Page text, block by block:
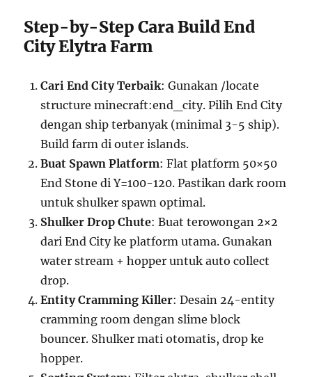
Step-by-Step Cara Build End
City Elytra Farm
Cari End City Terbaik: Gunakan /locate
structure minecraft:end_city. Pilih End City
dengan ship terbanyak (minimal 3-5 ship).
Build farm di outer islands.
Buat Spawn Platform: Flat platform 50×50
End Stone di Y=100-120. Pastikan dark room
untuk shulker spawn optimal.
Shulker Drop Chute: Buat terowongan 2×2
dari End City ke platform utama. Gunakan
water stream + hopper untuk auto collect
drop.
Entity Cramming Killer: Desain 24-entity
cramming room dengan slime block
bouncer. Shulker mati otomatis, drop ke
hopper.